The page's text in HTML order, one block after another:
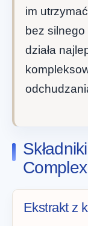
im
bez silnego
działa
Complex
Ekstrakt z